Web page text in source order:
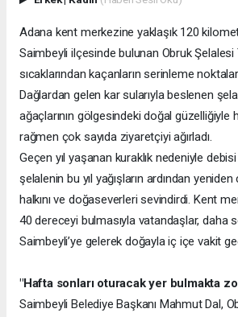
Adana kent merkezine yaklaşık 120
Saimbeyli ilçesinde bulunan Obruk Şelalesi
sıcaklarından kaçanların serinleme
Dağlardan gelen kar sularıyla beslenen
ağaçlarının gölgesindeki doğal güzelliğiyle
rağmen çok sayıda ziyaretçiyi ağırladı.
Geçen yıl yaşanan kuraklık nedeniyle
şelalenin bu yıl yağışların ardından
halkını ve doğaseverleri sevindirdi. Kent
40 dereceyi bulmasıyla vatandaşlar, daha
Saimbeyli’ye gelerek doğayla iç içe vakit
"Hafta sonları oturacak yer bulmakta
Saimbeyli Belediye Başkanı Mahmut Dal,